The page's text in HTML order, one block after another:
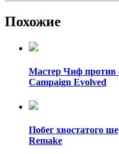
Похожие
Мастер Чиф против
Campaign Evolved
Побег хвостатого
Remake